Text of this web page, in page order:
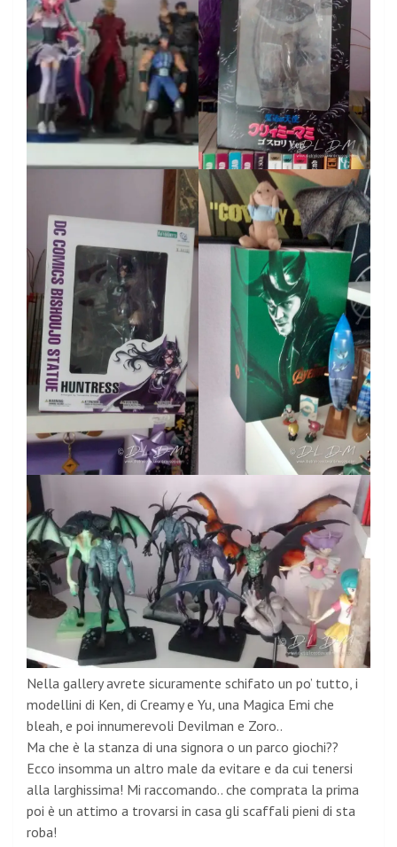
Nella gallery avrete sicuramente schifato un po’ tutto, i
modellini di Ken, di Creamy e Yu, una Magica Emi che
bleah, e poi innumerevoli Devilman e Zoro..
Ma che è la stanza di una signora o un parco giochi??
Ecco insomma un altro male da evitare e da cui tenersi
alla larghissima! Mi raccomando.. che comprata la prima
poi è un attimo a trovarsi in casa gli scaffali pieni di sta
roba!